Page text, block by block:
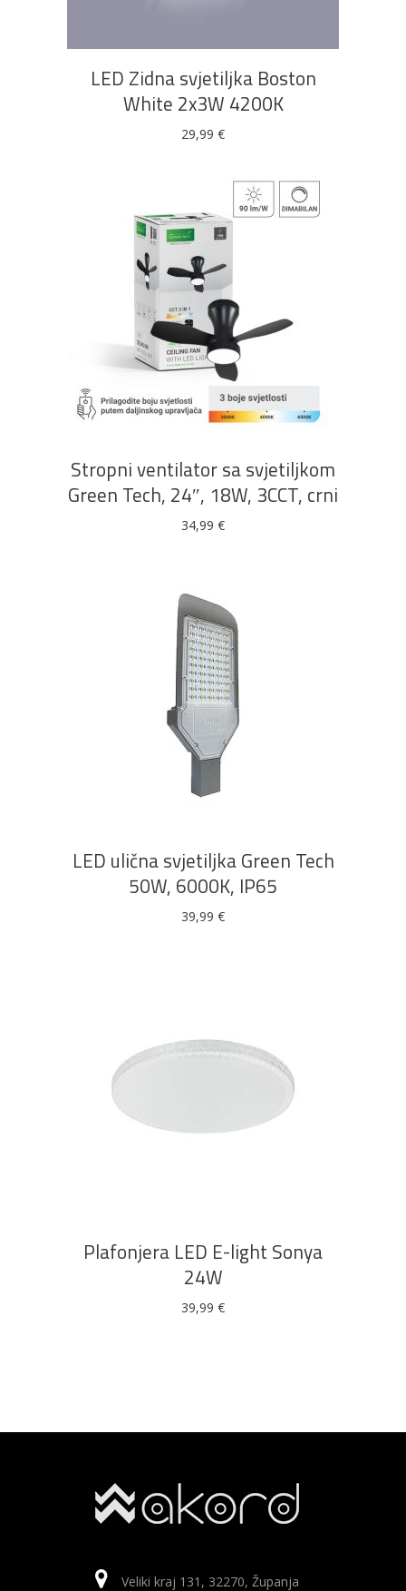
LED Zidna svjetiljka Boston
White 2x3W 4200K
29,99 €
DODAJ U KOŠARICU
Stropni ventilator sa svjetiljkom
Green Tech, 24″, 18W, 3CCT, crni
34,99 €
DODAJ U KOŠARICU
LED ulična svjetiljka Green Tech
50W, 6000K, IP65
39,99 €
Plafonjera LED E-light Sonya
24W
39,99 €
Veliki kraj 131, 32270, Županja